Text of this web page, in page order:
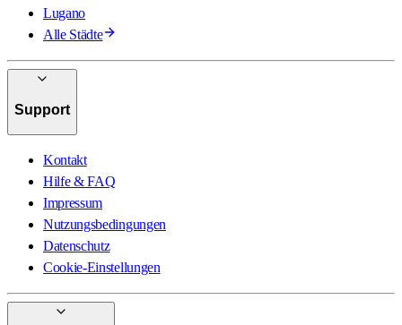
Lugano
Alle Städte
Support
Kontakt
Hilfe & FAQ
Impressum
Nutzungsbedingungen
Datenschutz
Cookie-Einstellungen